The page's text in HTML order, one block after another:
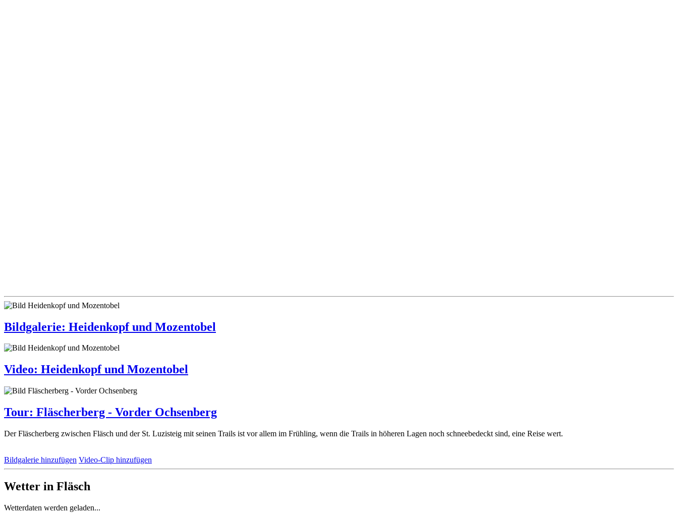
Bildgalerie: Heidenkopf und Mozentobel
Video: Heidenkopf und Mozentobel
Tour: Fläscherberg - Vorder Ochsenberg
Der Fläscherberg zwischen Fläsch und der St. Luzisteig mit seinen Trails ist vor allem im Frühling, wenn die Trails in höheren Lagen noch schneebedeckt sind, eine Reise wert.
Bildgalerie hinzufügen Video-Clip hinzufügen
Wetter in Fläsch
Wetterdaten werden geladen...